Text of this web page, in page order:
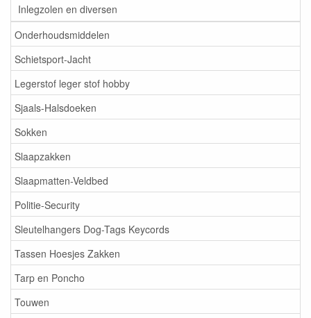
Inlegzolen en diversen
Onderhoudsmiddelen
Schietsport-Jacht
Legerstof leger stof hobby
Sjaals-Halsdoeken
Sokken
Slaapzakken
Slaapmatten-Veldbed
Politie-Security
Sleutelhangers Dog-Tags Keycords
Tassen Hoesjes Zakken
Tarp en Poncho
Touwen